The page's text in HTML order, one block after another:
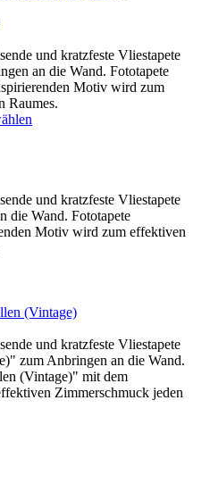
und kratzfeste Vliestapete
an die Wand. Fototapete
Motiv wird zum
Raumes.
und kratzfeste Vliestapete
die Wand. Fototapete
Motiv wird zum effektiven
(Vintage)
und kratzfeste Vliestapete
zum Anbringen an die Wand.
(Vintage)" mit dem
Zimmerschmuck jeden